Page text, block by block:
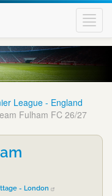
League - England
Fulham FC 26/27
- London